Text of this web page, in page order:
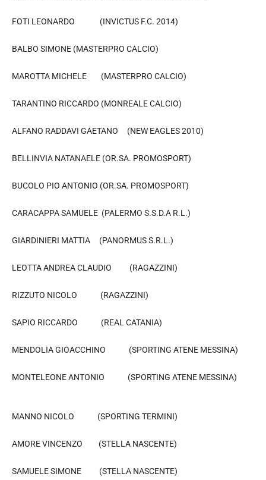
FOTI LEONARDO (INVICTUS F.C. 2014)
BALBO SIMONE (MASTERPRO CALCIO)
MAROTTA MICHELE (MASTERPRO CALCIO)
TARANTINO RICCARDO (MONREALE CALCIO)
ALFANO RADDAVI GAETANO (NEW EAGLES 2010)
BELLINVIA NATANAELE (OR.SA. PROMOSPORT)
BUCOLO PIO ANTONIO (OR.SA. PROMOSPORT)
CARACAPPA SAMUELE (PALERMO S.S.D.A R.L.)
GIARDINIERI MATTIA (PANORMUS S.R.L.)
LEOTTA ANDREA CLAUDIO (RAGAZZINI)
RIZZUTO NICOLO (RAGAZZINI)
SAPIO RICCARDO (REAL CATANIA)
MENDOLIA GIOACCHINO (SPORTING ATENE MESSINA)
MONTELEONE ANTONIO (SPORTING ATENE MESSINA)
MANNO NICOLO (SPORTING TERMINI)
AMORE VINCENZO (STELLA NASCENTE)
SAMUELE SIMONE (STELLA NASCENTE)